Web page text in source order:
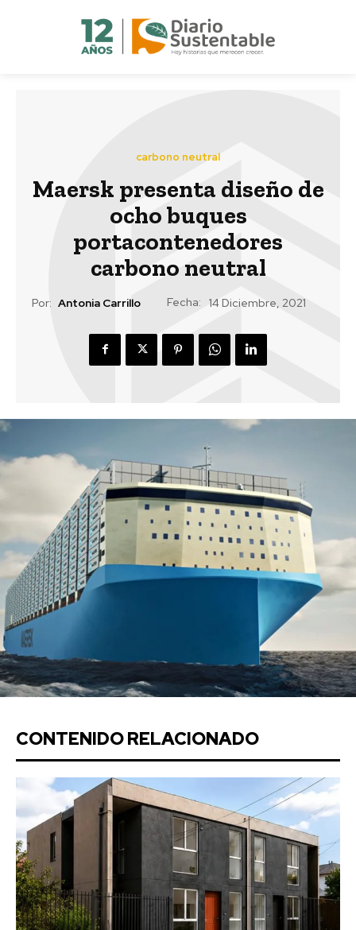
carbono neutral
Maersk presenta diseño de
ocho buques
portacontenedores
carbono neutral
Por: Antonia Carrillo Fecha: 14 Diciembre, 2021
CONTENIDO RELACIONADO